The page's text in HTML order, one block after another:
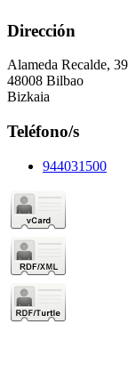
Dirección
Alameda Recalde, 39
48008 Bilbao
Bizkaia
Teléfono/s
944031500